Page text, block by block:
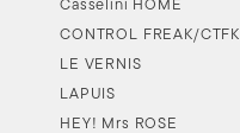
Casselini HOME
CONTROL FREAK/CTFK
LE VERNIS
LAPUIS
HEY! Mrs ROSE